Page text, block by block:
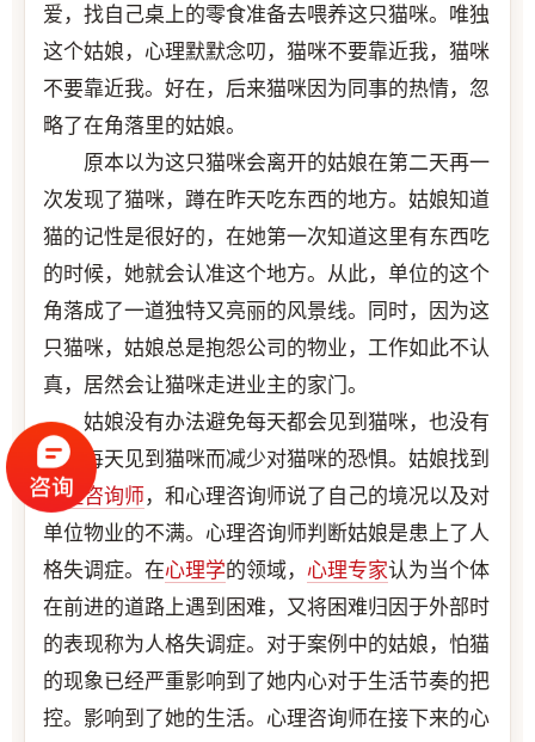
爱，找自己桌上的零食准备去喂养这只猫咪。唯独
这个姑娘，心理默默念叨，猫咪不要靠近我，猫咪
不要靠近我。好在，后来猫咪因为同事的热情，忽
略了在角落里的姑娘。
原本以为这只猫咪会离开的姑娘在第二天再一
次发现了猫咪，蹲在昨天吃东西的地方。姑娘知道
猫的记性是很好的，在她第一次知道这里有东西吃
的时候，她就会认准这个地方。从此，单位的这个
角落成了一道独特又亮丽的风景线。同时，因为这
只猫咪，姑娘总是抱怨公司的物业，工作如此不认
真，居然会让猫咪走进业主的家门。
姑娘没有办法避免每天都会见到猫咪，也没有
因为每天见到猫咪而减少对猫咪的恐惧。姑娘找到
心理咨询师 ，和心理咨询师说了自己的境况以及对
单位物业的不满。心理咨询师判断姑娘是患上了人
格失调症。在心理学的领域， 心理专家认为当个体
在前进的道路上遇到困难，又将困难归因于外部时
的表现称为人格失调症。对于案例中的姑娘，怕猫
的现象已经严重影响到了她内心对于生活节奏的把
控。影响到了她的生活。心理咨询师在接下来的心